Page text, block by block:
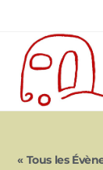
« Tous les